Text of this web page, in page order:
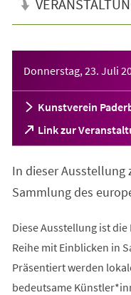
Donnerstag, 23. Juli
Kunstverein
Link zur
(Öffnet
in
neuen
In dieser Ausstellung
Sammlung des
Diese Ausstellung ist
Reihe mit Einblicken in
Präsentiert werden
bedeutsame